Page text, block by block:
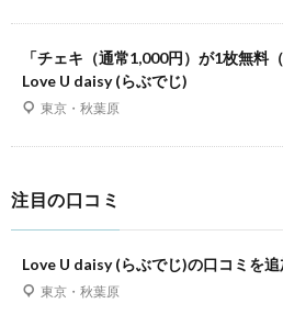
「チェキ（通常1,000円）が1枚無料
Love U daisy (らぶでじ)
東京・秋葉原
注目の口コミ
Love U daisy (らぶでじ)の口コミを追
東京・秋葉原